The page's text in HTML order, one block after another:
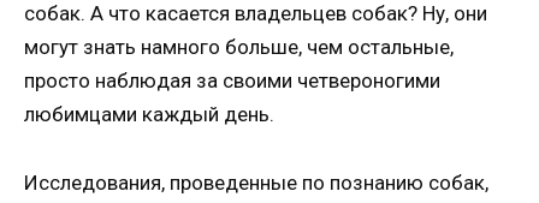
собак. А что касается владельцев собак? Ну, они
могут знать намного больше, чем остальные,
просто наблюдая за своими четвероногими
любимцами каждый день.
Исследования, проведенные по познанию собак,